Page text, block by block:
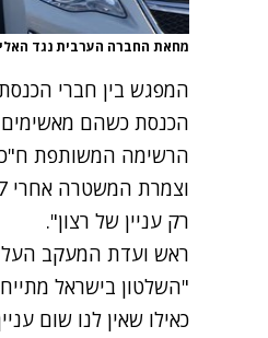
מחאת החברה הערבית נגד
המפגש בין חברי
הכנסת כשהם
הרשימה המשותפת ח"כ
רק עניין של רצון".
ראש ועדת המעקב
"השלטון בישראל
כאילו שאין לנו שום